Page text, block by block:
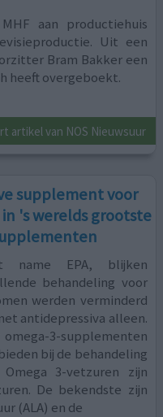
aan productiehuis
Uit een
Bram Bakker een
heeft overgeboekt.
artikel van NOS Nieuwsuur
supplement voor
's werelds grootste
name EPA, blijken
behandeling voor
werden verminderd
antidepressiva alleen.
3-supplementen
bij de behandeling
3-vetzuren zijn
De bekendste zijn
(ALA) en de